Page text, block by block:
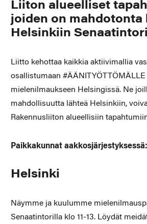
Liiton alueelliset
joiden on mahdotonta
Helsinkiin
Liitto kehottaa kaikkia aktiivimallia
osallistumaan #ÄÄNITYÖTTÖMÄLLE
mielenilmaukseen Helsingissä. Ne
mahdollisuutta lähteä Helsinkiin,
Rakennusliiton alueellisiin
Paikkakunnat aakkosjärjestyksessä:
Helsinki
Näymme ja kuulumme
Senaatintorilla klo 11-13. Löydät